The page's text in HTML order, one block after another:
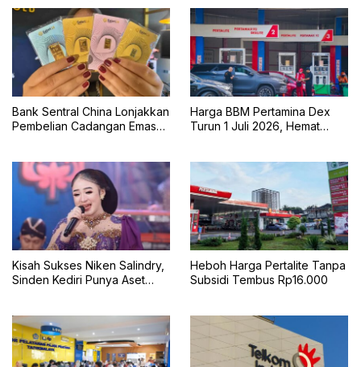
Bank Sentral China Lonjakkan
Pembelian Cadangan Emas
Harga BBM Pertamina Dex
Turun 1 Juli 2026, Hemat
Kisah Sukses Niken Salindry,
Sinden Kediri Punya Aset
Heboh Harga Pertalite Tanpa
Subsidi Tembus Rp16.000